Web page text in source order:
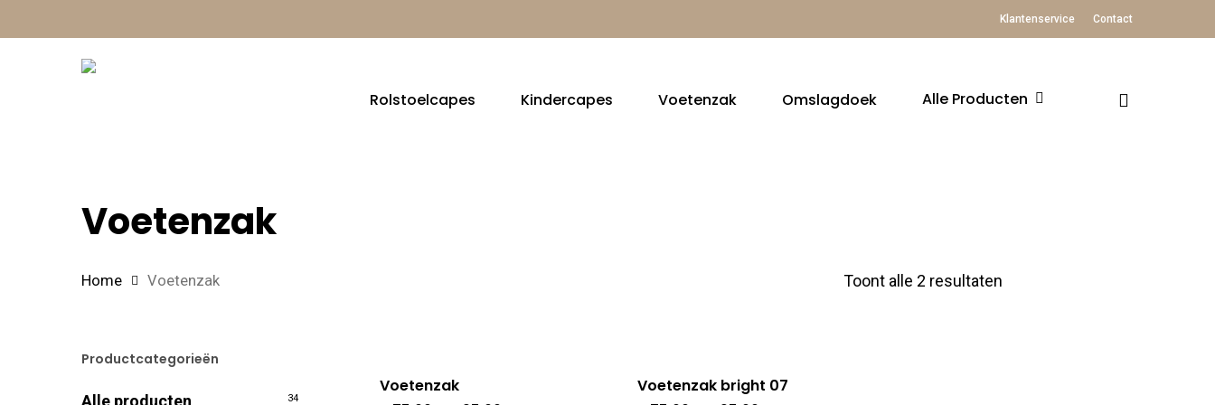
to
Klantenservice Contact
Rolstoelcapes Kindercapes Voetenzak Omslagdoek Alle Producten
Voetenzak
Toont alle 2 resultaten
Home Voetenzak
Productcategorieën
Alle producten 34
Voetenzak
Voetenzak bright 07